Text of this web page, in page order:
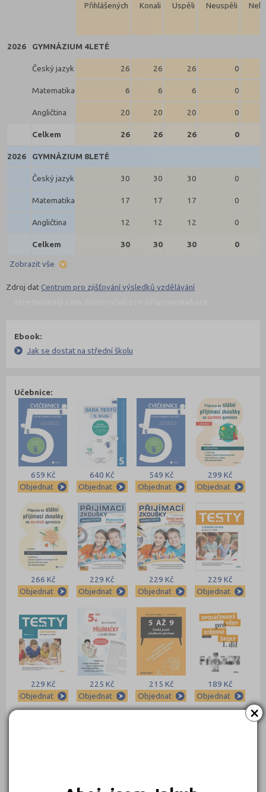
×
Přihlášených
Konali Uspěli Neuspěli
2026 GYMNÁZIUM 4LETÉ
Český jazyk 26 26 26 0
Matematika 6 6 6 0
Angličtina 20 20 20 0
Celkem 26 26 26 0
2026 GYMNÁZIUM 8LETÉ
Český jazyk 30 30 30 0
Matematika 17 17 17 0
Angličtina 12 12 12 0
Celkem 30 30 30 0
Zobrazit vše
Zdroj datCentrum pro zjišťování výsledků vzdělávání
Ebook:
Jak se dostat na střední školu
Učebnice:
659 Kč
Objednat
640 Kč
Objednat
549 Kč
Objednat
299 Kč
Objednat
266 Kč
Objednat
229 Kč
Objednat
229 Kč
Objednat
229 Kč
Objednat
229 Kč
Objednat
225 Kč
Objednat
215 Kč
Objednat
189 Kč
Objednat
169 Kč